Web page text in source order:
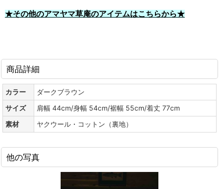
★その他のアマヤマ草庵のアイテムはこちらから★
商品詳細
カラー
ダークブラウン
サイズ
肩幅 44cm/身幅 54cm/裾幅 55cm/着丈 77cm
素材
ヤクウール・コットン（裏地）
他の写真